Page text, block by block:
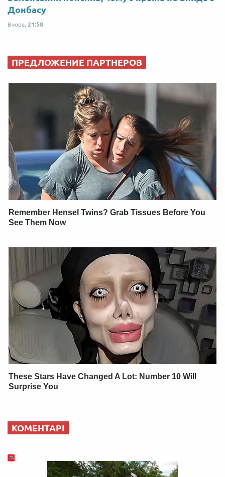
Донбасу
Вчора, 21:58
ПРЕДЛОЖЕНИЕ ПАРТНЕРОВ
Remember Hensel Twins? Grab Tissues Before You
See Them Now
These Stars Have Changed A Lot: Number 10 Will
Surprise You
КОМЕНТАРІ